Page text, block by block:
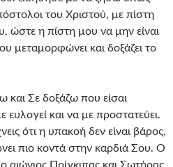
του Χριστού, με πίστη
ώστε η πίστη μου να μην είναι
μεταμορφώνει και δοξάζει το
Σε δοξάζω που είσαι
ευλογεί και να με προστατεύει.
ότι η υπακοή δεν είναι βάρος,
πιο κοντά στην καρδιά Σου. Ο